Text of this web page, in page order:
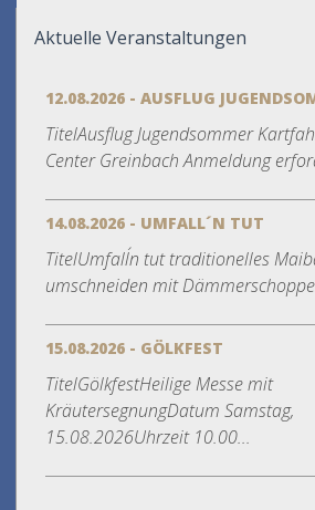
Aktuelle Veranstaltungen
12.08.2026 - AUSFLUG
TitelAusflug Jugendsommer
Center Greinbach Anmeldung
14.08.2026 - UMFALL´N TUT
TitelUmfall´n tut traditionelles
umschneiden mit
15.08.2026 - GÖLKFEST
TitelGölkfestHeilige Messe mit
KräutersegnungDatum Samstag,
15.08.2026Uhrzeit 10.00...